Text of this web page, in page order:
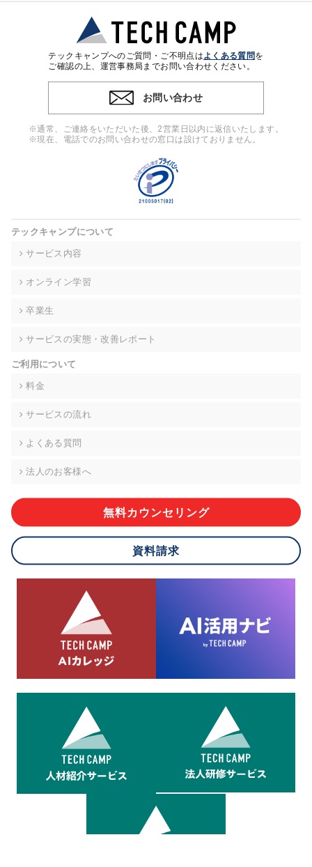
・個人(法人の場合は担当者)を識別できない形式に加工した統
計情報の作成および利用
※上記の利用目的に基づいた本人への連絡及び配信について
4. 個人情報の第三者提供
ンをとるために、氏名等の一部の情報をサービス内で使用する
チャットツールで発信することにより、本サービスの他の利用
者等に提供することがあります。
当社は事業運営上、前項利用目的の範囲に限って個人情報を外
高い委託先を選定し、個人情報の適正管理・機密保持について
個人情報の開示等(利用目的の通知、開示、内容の訂正・追加・
て、下記の当社問合わせ窓口に申し出ることができます。その
的な期間内に対応いたします。ただし、申請が本人確認が不可
により、ご希望に添えない場合があります。 なお、アクセスロ
グなどの個人情報以外の情報については、原則として開示等は
株式会社div 個人情報問合せ窓口
メールアドレス:privacy_policy@di-v.co.jp
ご本人様が当社に個人情報を提供されるかどうかは任意による
応ができない場合があります。
8.cookieにより取得・分析した情報とその利用について
当社は第三者が運営するデータ・マネジメント・プラットフォ
ームからcookieにより収集されたウェブの閲覧機歴及びその分
析結果を取得し、これをお客様の個人データと結びつけた上
で、広告配信等の目的で利用いたします。
テックキャンプへのご質問・ご不明点はよくある質問を
ご確認の上、運営事務局までお問い合わせください。
お問い合わせ
※通常、ご連絡をいただいた後、2営業日以内に返信いたします。
※現在、電話でのお問い合わせの窓口は設けておりません。
テックキャンプについて
サービス内容
オンライン学習
卒業生
サービスの実態・改善レポート
ご利用について
料金
サービスの流れ
よくある質問
法人のお客様へ
無料カウンセリング
資料請求